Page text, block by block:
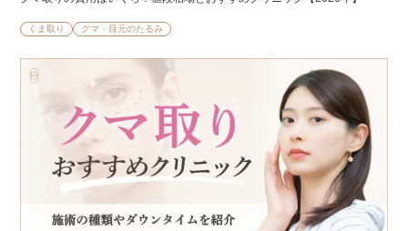
くま取り クマ・目元のたるみ